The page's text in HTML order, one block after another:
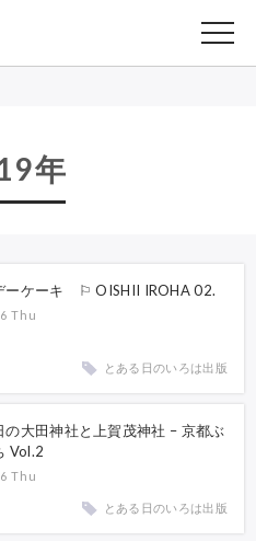
年
ーケーキ ⚐ OISHII IROHA 02.
Thu
とある日のいろは出版
の大田神社と上賀茂神社 – 京都ぶ
Vol.2
Thu
とある日のいろは出版